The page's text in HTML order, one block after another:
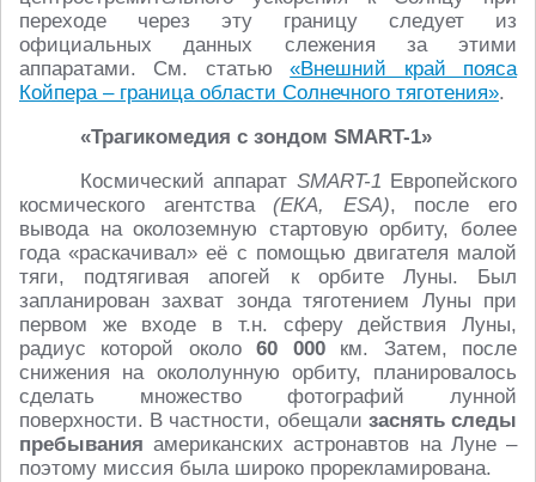
переходе через эту границу следует из
официальных данных слежения за этими
аппаратами. См. статью«Внешний край пояса
Койпера – граница области Солнечного тяготения».
«Трагикомедия с зондом SMART-1»
Космический аппарат SMART-1 Европейского
космического агентства(ЕКА, ESA), после его
вывода на околоземную стартовую орбиту, более
года «раскачивал» её с помощью двигателя малой
тяги, подтягивая апогей к орбите Луны. Был
запланирован захват зонда тяготением Луны при
первом же входе в т.н. сферу действия Луны,
радиус которой около60 000км. Затем, после
снижения на окололунную орбиту, планировалось
сделать множество фотографий лунной
поверхности. В частности, обещали заснять следы
пребывания американских астронавтов на Луне –
поэтому миссия была широко прорекламирована.